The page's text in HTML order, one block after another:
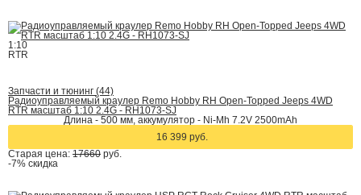
1:10
RTR
Запчасти и тюнинг (44)
Радиоуправляемый краулер Remo Hobby RH Open-Topped Jeeps 4WD
RTR масштаб 1:10 2.4G - RH1073-SJ
Длина - 500 мм, аккумулятор - Ni-Mh 7.2V 2500mAh
16 399 руб.
Старая цена: 17660 руб.
-7% скидка